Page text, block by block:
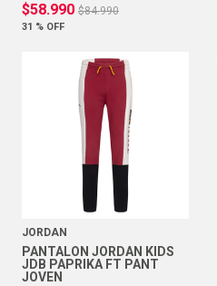
$58.990 $84.990
31 % OFF
JORDAN
PANTALON JORDAN KIDS
JDB PAPRIKA FT PANT
JOVEN